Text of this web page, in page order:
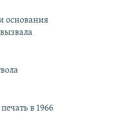
основания
в 1966